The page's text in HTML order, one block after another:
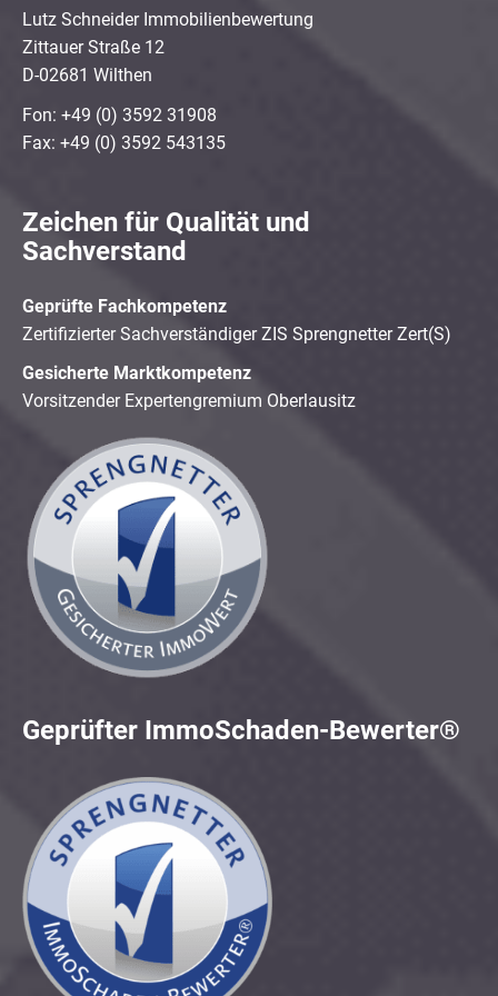
Lutz Schneider Immobilienbewertung
Zittauer Straße 12
D-02681 Wilthen
Fon: +49 (0) 3592 31908
Fax: +49 (0) 3592 543135
Zeichen für Qualität und
Sachverstand
Geprüfte Fachkompetenz
Zertifizierter Sachverständiger ZIS Sprengnetter Zert(S)
Gesicherte Marktkompetenz
Vorsitzender Expertengremium Oberlausitz
Geprüfter ImmoSchaden-Bewerter®